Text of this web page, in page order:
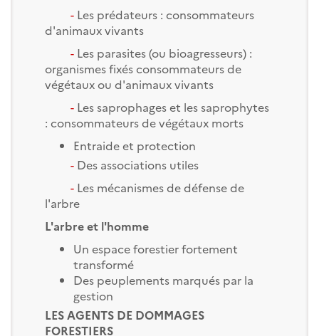
- Les prédateurs : consommateurs
d'animaux vivants
-Les parasites (ou bioagresseurs) :
organismes fixés consommateurs de
végétaux ou d'animaux vivants
- Les saprophages et les saprophytes
: consommateurs de végétaux morts
Entraide et protection
-Des associations utiles
- Les mécanismes de défense de
l'arbre
L'arbre et l'homme
Un espace forestier fortement
transformé
Des peuplements marqués par la
gestion
LES AGENTS DE DOMMAGES
FORESTIERS